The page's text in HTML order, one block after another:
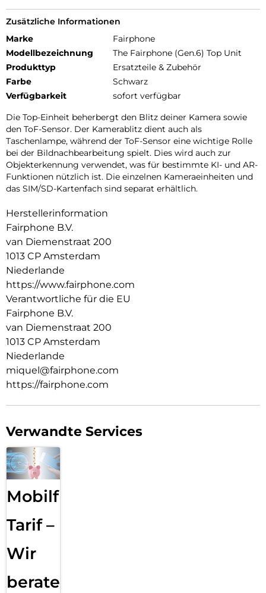
Zusätzliche Informationen
Marke
Fairphone
Modellbezeichnung
The Fairphone (Gen.6) Top Unit
Produkttyp
Ersatzteile & Zubehör
Farbe
Schwarz
Verfügbarkeit
sofort verfügbar
Die Top-Einheit beherbergt den Blitz deiner Kamera sowie
den ToF-Sensor. Der Kamerablitz dient auch als
Taschenlampe, während der ToF-Sensor eine wichtige Rolle
bei der Bildnachbearbeitung spielt. Dies wird auch zur
Objekterkennung verwendet, was für bestimmte KI- und AR-
Funktionen nützlich ist. Die einzelnen Kameraeinheiten und
das SIM/SD-Kartenfach sind separat erhältlich.
Herstellerinformation
Fairphone B.V.
van Diemenstraat 200
1013 CP Amsterdam
Niederlande
https://www.fairphone.com
Verantwortliche für die EU
Fairphone B.V.
van Diemenstraat 200
1013 CP Amsterdam
Niederlande
miquel@fairphone.com
https://fairphone.com
Verwandte Services
Mobilfunk
Tarif –
Wir
beraten